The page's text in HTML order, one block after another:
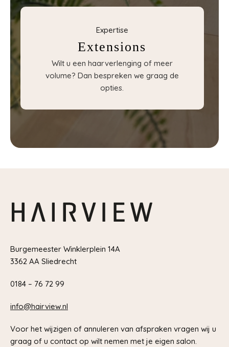
Expertise
Extensions
Wilt u een haarverlenging of meer
volume? Dan bespreken we graag de
opties.
Burgemeester Winklerplein 14A
3362 AA Sliedrecht
0184 – 76 72 99
info@hairview.nl
Voor het wijzigen of annuleren van afspraken vragen wij u
graag of u contact op wilt nemen met je eigen salon.